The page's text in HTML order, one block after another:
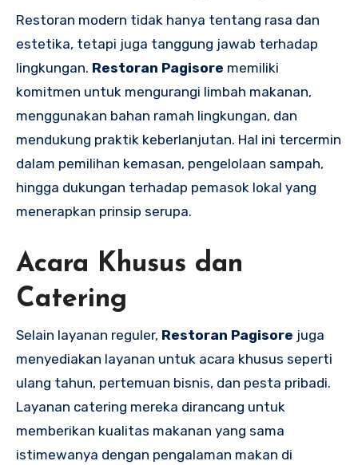
Restoran modern tidak hanya tentang rasa dan
estetika, tetapi juga tanggung jawab terhadap
lingkungan. Restoran Pagisore memiliki
komitmen untuk mengurangi limbah makanan,
menggunakan bahan ramah lingkungan, dan
mendukung praktik keberlanjutan. Hal ini tercermin
dalam pemilihan kemasan, pengelolaan sampah,
hingga dukungan terhadap pemasok lokal yang
menerapkan prinsip serupa.
Acara Khusus dan
Catering
Selain layanan reguler, Restoran Pagisore juga
menyediakan layanan untuk acara khusus seperti
ulang tahun, pertemuan bisnis, dan pesta pribadi.
Layanan catering mereka dirancang untuk
memberikan kualitas makanan yang sama
istimewanya dengan pengalaman makan di